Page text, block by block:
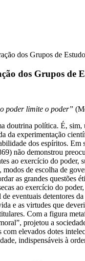
dos Grupos de Estudo
dos Grupos de
poder limite o poder”
doutrina política. É, sim,
da experimentação
dos espíritos. Em
não demonstrou
ao exercício do poder,
de escolha de
as grandes questões
ao exercício do
eventuais detentores
e as virtudes que
Com a figura
projetou a
com elevados dotes
indispensáveis à